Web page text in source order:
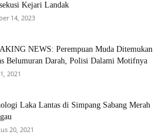
Kejari Landak
14, 2023
NEWS: Perempuan Muda Ditemukan
Belumuran Darah, Polisi Dalami Motifnya
2021
Laka Lantas di Simpang Sabang Merah
20, 2021